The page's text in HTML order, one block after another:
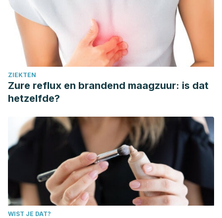
ZIEKTEN
Zure reflux en brandend maagzuur: is dat
hetzelfde?
WIST JE DAT?